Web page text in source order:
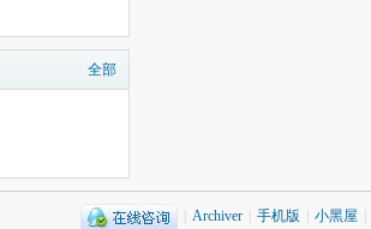
全部
Archiver 手机版 小黑屋